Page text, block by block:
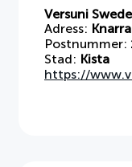
Versuni
Adress:
Postnummer:
Stad: Kista
https://